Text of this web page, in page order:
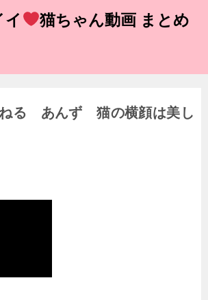
イ
猫ちゃん動画 まとめ
ねる あんず 猫の横顔は美し